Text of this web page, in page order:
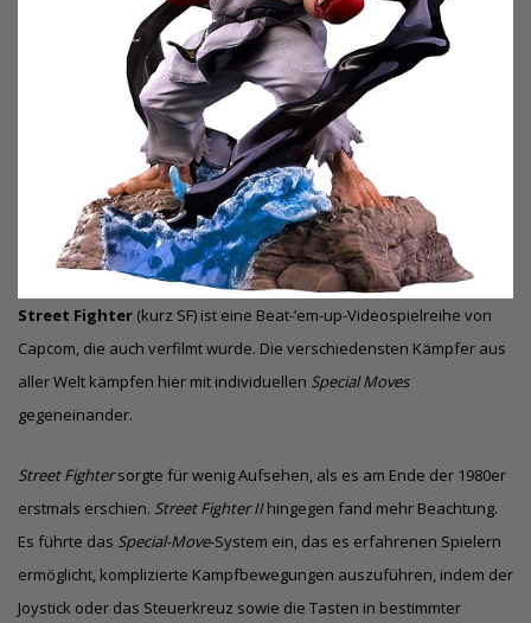
Street Fighter (kurz SF) ist eine Beat-’em-up-Videospielreihe von
Capcom, die auch verfilmt wurde. Die verschiedensten Kämpfer aus
aller Welt kämpfen hier mit individuellen Special Moves
gegeneinander.
Street Fightersorgte für wenig Aufsehen, als es am Ende der 1980er
erstmals erschien. Street Fighter IIhingegen fand mehr Beachtung.
Es führte das Special-Move-System ein, das es erfahrenen Spielern
ermöglicht, komplizierte Kampfbewegungen auszuführen, indem der
Joystick oder das Steuerkreuz sowie die Tasten in bestimmter